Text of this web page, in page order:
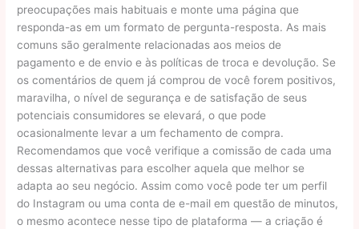
preocupações mais habituais e monte uma página que
responda-as em um formato de pergunta-resposta. As mais
comuns são geralmente relacionadas aos meios de
pagamento e de envio e às políticas de troca e devolução. Se
os comentários de quem já comprou de você forem positivos,
maravilha, o nível de segurança e de satisfação de seus
potenciais consumidores se elevará, o que pode
ocasionalmente levar a um fechamento de compra.
Recomendamos que você verifique a comissão de cada uma
dessas alternativas para escolher aquela que melhor se
adapta ao seu negócio. Assim como você pode ter um perfil
do Instagram ou uma conta de e-mail em questão de minutos,
o mesmo acontece nesse tipo de plataforma — a criação é